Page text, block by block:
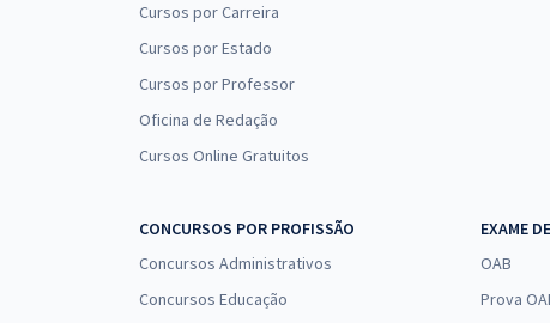
Cursos por Carreira
Cursos por Estado
Cursos por Professor
Oficina de Redação
Cursos Online Gratuitos
CONCURSOS POR PROFISSÃO
Concursos Administrativos
Concursos Educação
EXAME
OAB
Prova